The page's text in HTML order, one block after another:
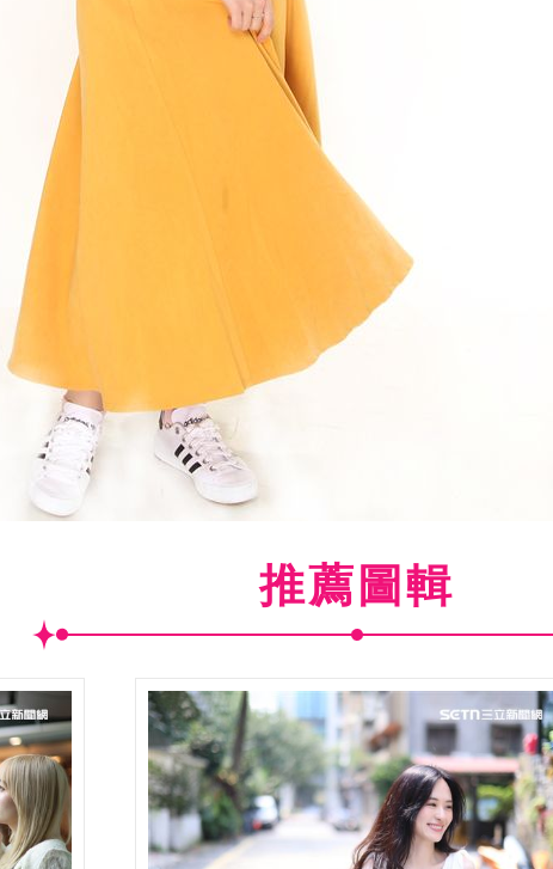
/13)性感正妹元元。（記者邱榮吉/攝影）
推薦圖輯